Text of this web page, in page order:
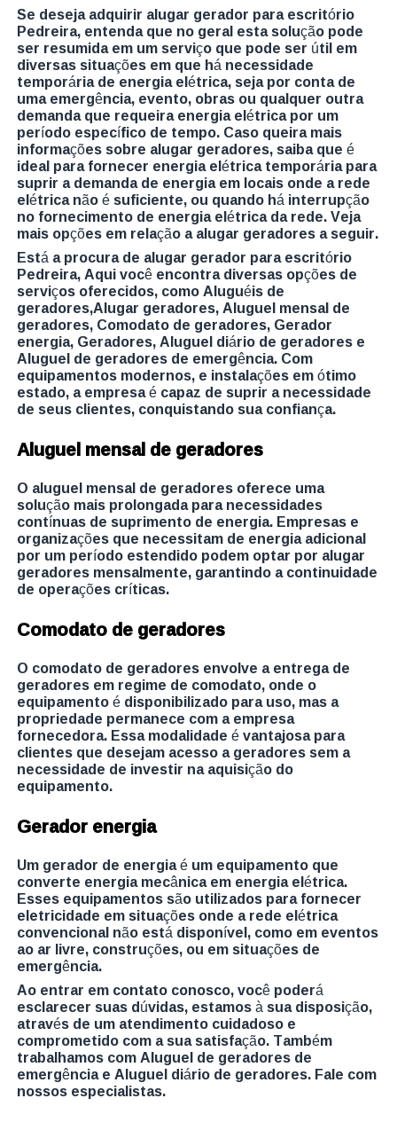
Se deseja adquirir alugar gerador para escritório
Pedreira, entenda que no geral esta solução pode
ser resumida em um serviço que pode ser útil em
diversas situações em que há necessidade
temporária de energia elétrica, seja por conta de
uma emergência, evento, obras ou qualquer outra
demanda que requeira energia elétrica por um
período específico de tempo. Caso queira mais
informações sobre alugar geradores, saiba que é
ideal para fornecer energia elétrica temporária para
suprir a demanda de energia em locais onde a rede
elétrica não é suficiente, ou quando há interrupção
no fornecimento de energia elétrica da rede. Veja
mais opções em relação a alugar geradores a seguir.
Está a procura de alugar gerador para escritório
Pedreira, Aqui você encontra diversas opções de
serviços oferecidos, como Aluguéis de
geradores,Alugar geradores, Aluguel mensal de
geradores, Comodato de geradores, Gerador
energia, Geradores, Aluguel diário de geradores e
Aluguel de geradores de emergência. Com
equipamentos modernos, e instalações em ótimo
estado, a empresa é capaz de suprir a necessidade
de seus clientes, conquistando sua confiança.
Aluguel mensal de geradores
O aluguel mensal de geradores oferece uma
solução mais prolongada para necessidades
contínuas de suprimento de energia. Empresas e
organizações que necessitam de energia adicional
por um período estendido podem optar por alugar
geradores mensalmente, garantindo a continuidade
de operações críticas.
Comodato de geradores
O comodato de geradores envolve a entrega de
geradores em regime de comodato, onde o
equipamento é disponibilizado para uso, mas a
propriedade permanece com a empresa
fornecedora. Essa modalidade é vantajosa para
clientes que desejam acesso a geradores sem a
necessidade de investir na aquisição do
equipamento.
Gerador energia
Um gerador de energia é um equipamento que
converte energia mecânica em energia elétrica.
Esses equipamentos são utilizados para fornecer
eletricidade em situações onde a rede elétrica
convencional não está disponível, como em eventos
ao ar livre, construções, ou em situações de
emergência.
Ao entrar em contato conosco, você poderá
esclarecer suas dúvidas, estamos à sua disposição,
através de um atendimento cuidadoso e
comprometido com a sua satisfação. Também
trabalhamos com Aluguel de geradores de
emergência e Aluguel diário de geradores. Fale com
nossos especialistas.